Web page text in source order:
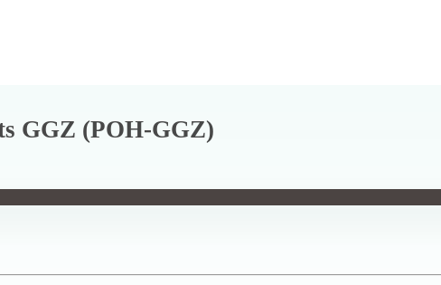
GGZ (POH-GGZ)